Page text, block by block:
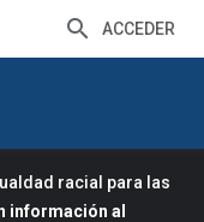
ACCEDER
racial para las
información al